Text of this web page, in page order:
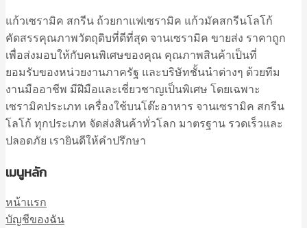
แก้วเซรามิค สกรีน ถ้วยกาแฟเซรามิค แก้วมัคสกรีนโลโก้
คัดสรรคุณภาพวัตถุดิบที่ดีที่สุด จานเซรามิค ขายส่ง ราคาถูก
เพื่อส่งมอบให้กับคนพิเศษของคุณ คุณภาพสินค้าเป็นที่
ยอมรับของหน่วยงานภาครัฐ และบริษัทชั้นนำต่างๆ ด้วยทีม
งานมืออาชีพ มีฝีมือและเชี่ยวชาญเป็นพิเศษ โดยเฉพาะ
เซรามิคประเภท เครื่องใช้บนโต๊ะอาหาร จานเซรามิค สกรีน
โลโก้ ทุกประเภท จัดส่งสินค้าทั่วโลก มาตรฐาน รวดเร็วและ
ปลอดภัย เรายินดีให้คำปรึกษา
เมนูหลัก
หน้าแรก
บัญชีของฉัน